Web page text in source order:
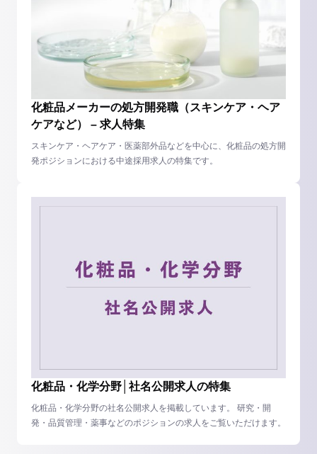
化粧品メーカーの処方開発職（スキンケア・ヘア
ケアなど） – 求人特集
スキンケア・ヘアケア・医薬部外品などを中心に、化粧品の処方開
発ポジションにおける中途採用求人の特集です。
化粧品・化学分野│社名公開求人の特集
化粧品・化学分野の社名公開求人を掲載しています。 研究・開
発・品質管理・薬事などのポジションの求人をご覧いただけます。